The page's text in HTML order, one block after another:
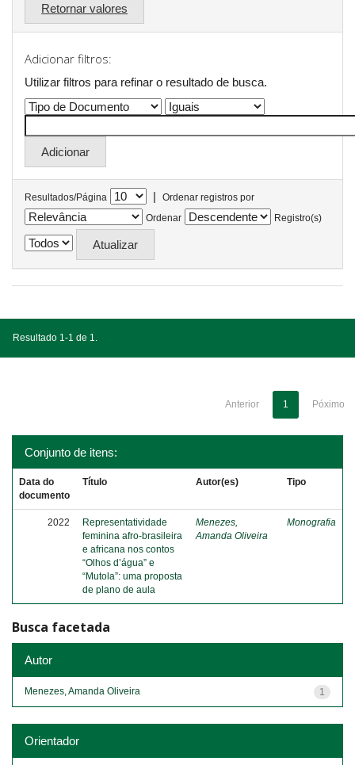
Retornar valores
Adicionar filtros:
Utilizar filtros para refinar o resultado de busca.
Resultados/Página |
Ordenar registros por
Ordenar
Registro(s)
Resultado 1-1 de 1.
Anterior 1 Póximo
Conjunto de itens:
Data do
documento
Título Autor(es) Tipo
2022
Representatividade
feminina afro-brasileira
e africana nos contos
“Olhos d’água” e
“Mutola”: uma proposta
de plano de aula
Menezes,
Amanda Oliveira
Monografia
Busca facetada
Autor
1
Menezes, Amanda Oliveira
Orientador